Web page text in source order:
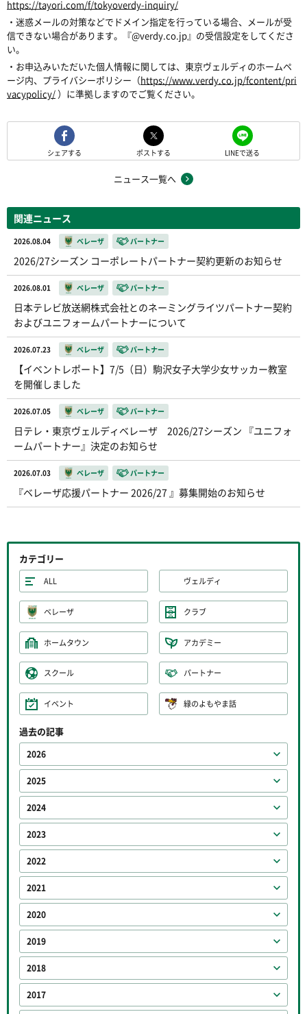
https://tayori.com/f/tokyoverdy-inquiry/
・迷惑メールの対策などでドメイン指定を行っている場合、メールが受
信できない場合があります。『@verdy.co.jp』の受信設定をしてくださ
い。
・お申込みいただいた個人情報に関しては、東京ヴェルディのホームペ
ージ内、プライバシーポリシー（https://www.verdy.co.jp/fcontent/pri
vacypolicy/）に準拠しますのでご覧ください。
シェアする ポストする LINEで送る
ニュース一覧へ
関連ニュース
2026.08.04 ベレーザ パートナー
2026/27シーズン コーポレートパートナー契約更新のお知らせ
2026.08.01 ベレーザ パートナー
日本テレビ放送網株式会社とのネーミングライツパートナー契約
およびユニフォームパートナーについて
2026.07.23 ベレーザ パートナー
【イベントレポート】7/5（日）駒沢女子大学少女サッカー教室
を開催しました
2026.07.05 ベレーザ パートナー
日テレ・東京ヴェルディベレーザ 2026/27シーズン 『ユニフォ
ームパートナー』決定のお知らせ
2026.07.03 ベレーザ パートナー
『ベレーザ応援パートナー 2026/27 』募集開始のお知らせ
カテゴリー
ALL ヴェルディ
ベレーザ クラブ
ホームタウン アカデミー
スクール パートナー
イベント 緑のよもやま話
過去の記事
2026
2025
2024
2023
2022
2021
2020
2019
2018
2017